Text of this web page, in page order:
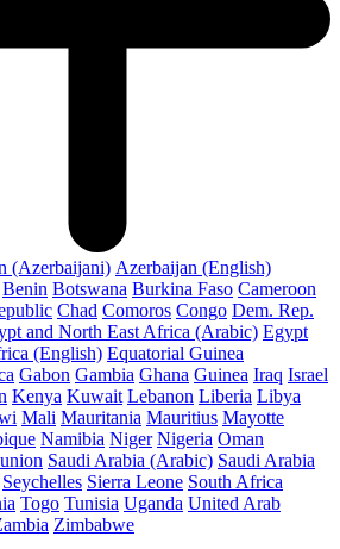
(Azerbaijani) Azerbaijan (English)
Benin Botswana Burkina Faso Cameroon
Chad Comoros Congo Dem. Rep.
and North East Africa (Arabic) Egypt
(English) Equatorial Guinea
Gabon Gambia Ghana Guinea Iraq Israel
Kenya Kuwait Lebanon Liberia Libya
Mali Mauritania Mauritius Mayotte
Namibia Niger Nigeria Oman
Saudi Arabia (Arabic) Saudi Arabia
Seychelles Sierra Leone South Africa
Togo Tunisia Uganda United Arab
Zimbabwe